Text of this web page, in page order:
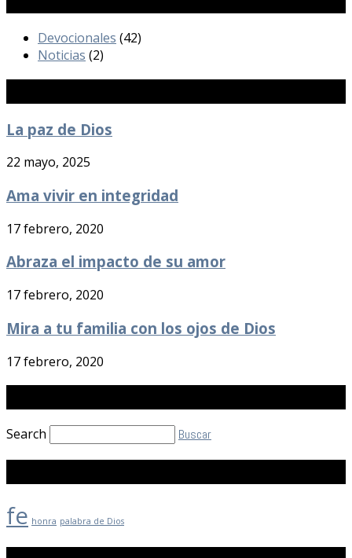
Devocionales (42)
Noticias (2)
La paz de Dios
22 mayo, 2025
Ama vivir en integridad
17 febrero, 2020
Abraza el impacto de su amor
17 febrero, 2020
Mira a tu familia con los ojos de Dios
17 febrero, 2020
Search Buscar
fe honra palabra de Dios